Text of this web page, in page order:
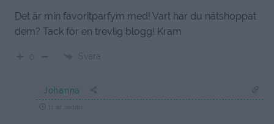
Det är min favoritparfym med! Vart har du nätshoppat
dem? Tack för en trevlig blogg! Kram
Svara
Johanna
11 år sedan